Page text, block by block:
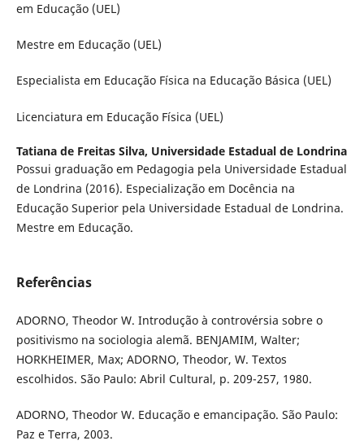
em Educação (UEL)
Mestre em Educação (UEL)
Especialista em Educação Física na Educação Básica (UEL)
Licenciatura em Educação Física (UEL)
Tatiana de Freitas Silva, Universidade Estadual de Londrina
Possui graduação em Pedagogia pela Universidade Estadual
de Londrina (2016). Especialização em Docência na
Educação Superior pela Universidade Estadual de Londrina.
Mestre em Educação.
Referências
ADORNO, Theodor W. Introdução à controvérsia sobre o
positivismo na sociologia alemã. BENJAMIM, Walter;
HORKHEIMER, Max; ADORNO, Theodor, W. Textos
escolhidos. São Paulo: Abril Cultural, p. 209-257, 1980.
ADORNO, Theodor W. Educação e emancipação. São Paulo:
Paz e Terra, 2003.